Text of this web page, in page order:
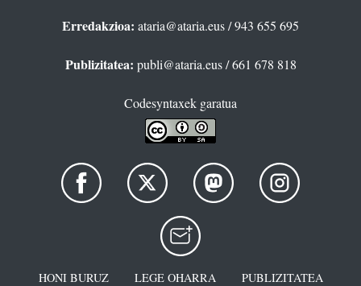
Erredakzioa: ataria@ataria.eus/ 943 655 695
Publizitatea: publi@ataria.eus/ 661 678 818
Codesyntaxek garatua
HONI BURUZ LEGE OHARRA
PUBLIZITATEA